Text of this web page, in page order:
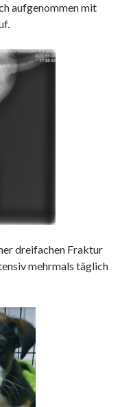
aufgenommen mit
dreifachen Fraktur
mehrmals täglich